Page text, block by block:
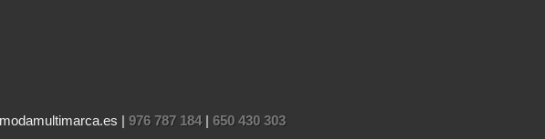
| 976 787 184| 650 430 303